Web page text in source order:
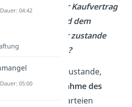
rechtswirksamer Kaufvertrag
zwischen dir und dem
zustande
gekommen?
kommt zustande,
und
Annahme des
durch beide Parteien
04:42
05:00